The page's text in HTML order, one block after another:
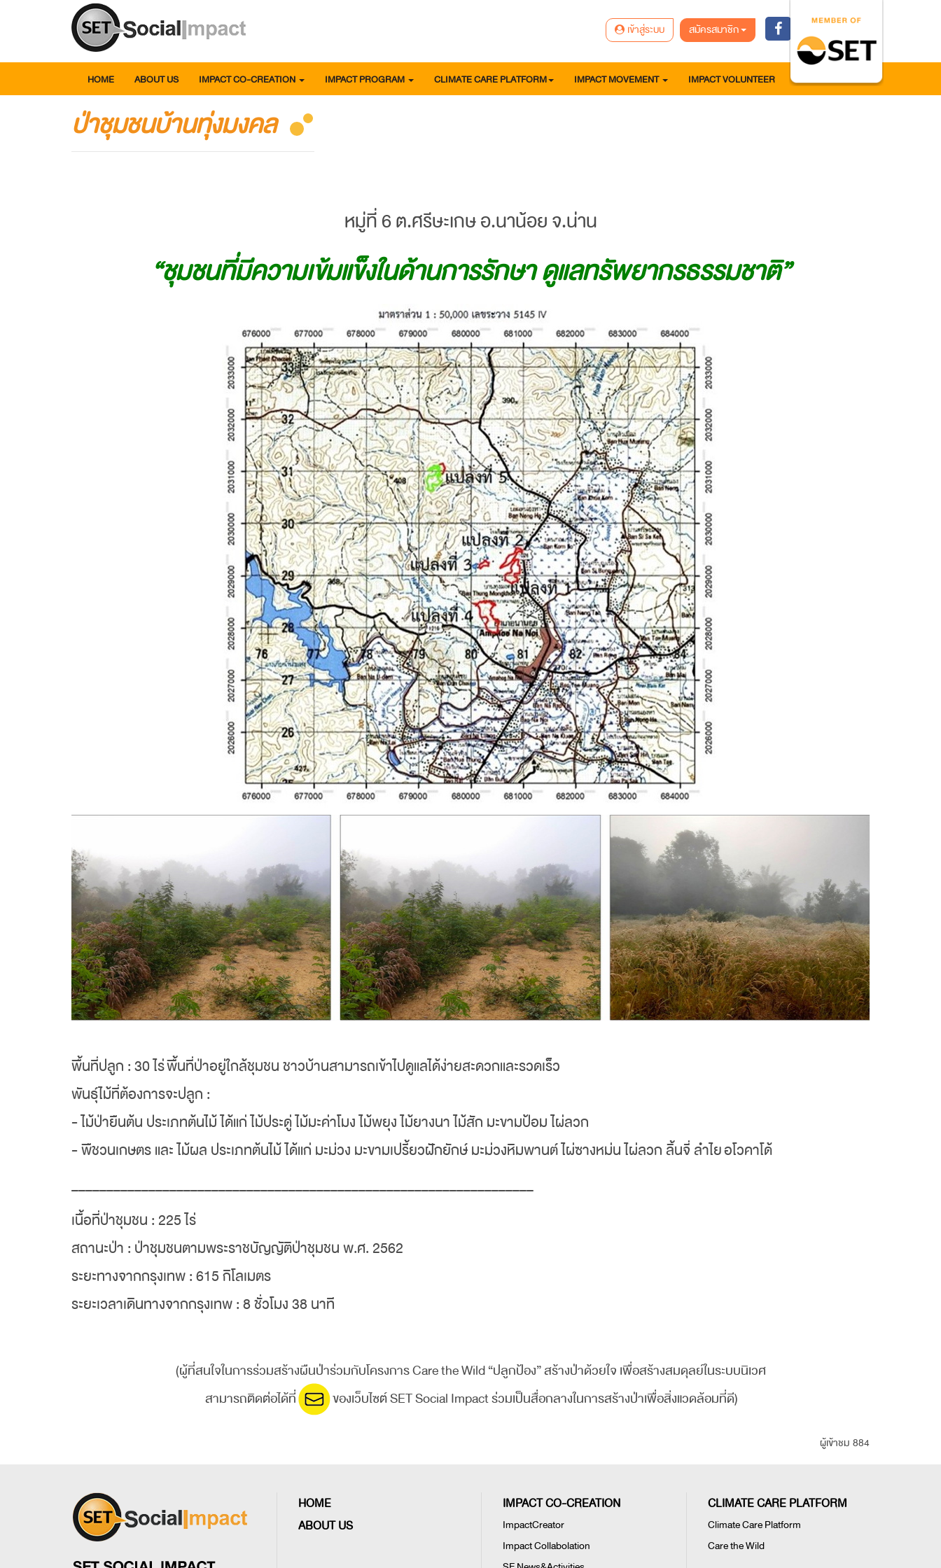
เข้าสู่ระบบ สมัครสมาชิก
HOME ABOUT US IMPACT CO-CREATION IMPACT PROGRAM CLIMATE CARE PLATFORM IMPACT MOVEMENT IMPACT VOLUNTEER
ป่าชุมชนบ้านทุ่งมงคล
หมู่ที่ 6 ต.ศรีษะเกษ อ.นาน้อย จ.น่าน
“ชุมชนที่มีความเข้มแข็งในด้านการรักษา ดูแลทรัพยากรธรรมชาติ”
พื้นที่ปลูก : 30 ไร่พื้นที่ป่าอยู่ใกล้ชุมชน ชาวบ้านสามารถเข้าไปดูแลได้ง่ายสะดวกและรวดเร็ว
พันธุ์ไม้ที่ต้องการจะปลูก :
- ไม้ป่ายืนต้น ประเภทต้นไม้ ได้แก่ ไม้ประดู่ ไม้มะค่าโมง ไม้พยุง ไม้ยางนา ไม้สัก มะขามป้อม ไผ่ลวก
- พืชวนเกษตร และ ไม้ผล ประเภทต้นไม้ ได้แก่ มะม่วง มะขามเปรี้ยวฝักยักษ์ มะม่วงหิมพานต์ ไผ่ซางหม่น ไผ่ลวก ลิ้นจี่ ลำไยอโวคาโด้
__________________________________________________________________
เนื้อที่ป่าชุมชน : 225 ไร่
สถานะป่า : ป่าชุมชนตามพระราชบัญญัติป่าชุมชน พ.ศ. 2562
ระยะทางจากกรุงเทพ : 615 กิโลเมตร
ระยะเวลาเดินทางจากกรุงเทพ : 8 ชั่วโมง 38 นาที
(ผู้ที่สนใจในการร่วมสร้างผืนป่าร่วมกับโครงการ Care the Wild “ปลูกป้อง” สร้างป่าด้วยใจ เพื่อสร้างสมดุลย์ในระบบนิเวศ
​ สามารถติดต่อได้ที่
ของเว็บไซต์ SET Social Impact ร่วมเป็นสื่อกลางในการสร้างป่าเพื่อสิ่งแวดล้อมที่ดี)
ผู้เข้าชม 884
HOME
ABOUT US
IMPACT CO-CREATION
ImpactCreator
Impact Collabolation
CLIMATE CARE PLATFORM
Climate Care Platform
Care the Wild